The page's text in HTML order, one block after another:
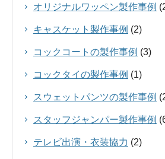
オリジナルワッペン製作事例
キャスケット製作事例 (2)
コックコートの製作事例 (3)
コックタイの製作事例 (1)
スウェットパンツの製作事例
スタッフジャンパー製作事例
テレビ出演・衣装協力 (2)